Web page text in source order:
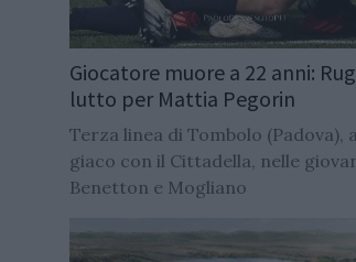
Giocatore muore a 22 anni:
lutto per Mattia Pegorin
Terza linea di Tombolo (Padova),
giaco con il Cittadella, nelle
Benetton e Mogliano